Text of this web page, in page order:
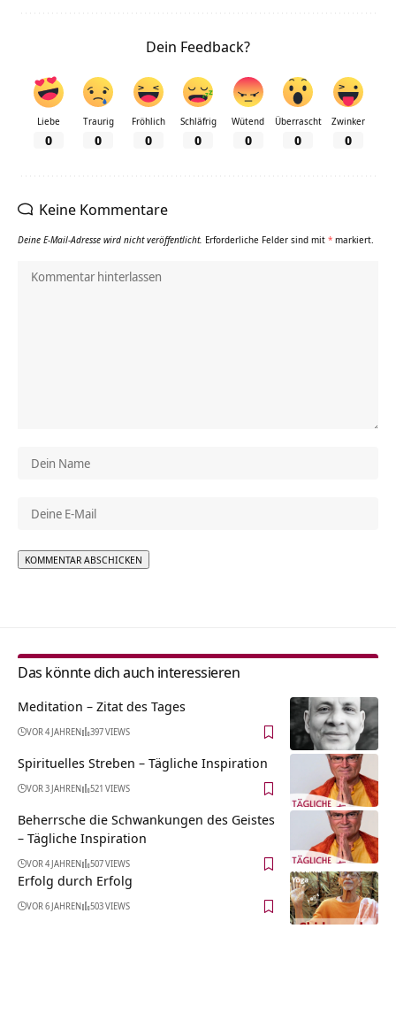
Dein Feedback?
Liebe
0
Traurig
0
Fröhlich
0
Schläfrig
0
Wütend
0
Überrascht
0
Zwinker
0
Keine Kommentare
Deine E-Mail-Adresse wird nicht veröffentlicht. Erforderliche Felder sind mit * markiert.
Das könnte dich auch interessieren
Meditation – Zitat des Tages
VOR 4 JAHREN 397 VIEWS
Spirituelles Streben – Tägliche Inspiration
VOR 3 JAHREN 521 VIEWS
Beherrsche die Schwankungen des Geistes
– Tägliche Inspiration
VOR 4 JAHREN 507 VIEWS
Erfolg durch Erfolg
VOR 6 JAHREN 503 VIEWS